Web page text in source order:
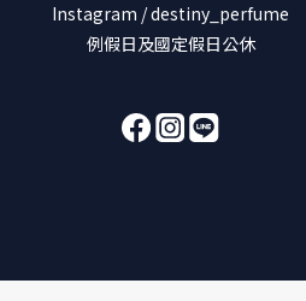
Instagram / destiny_perfume
例假日及國定假日公休